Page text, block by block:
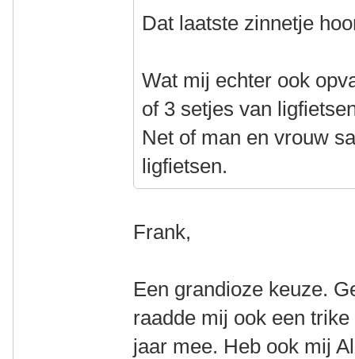
Dat laatste zinnetje
Wat mij echter ook
of 3 setjes van
Net of man en vrouw
ligfietsen.
Frank,
Een grandioze keuze.
raadde mij ook een
jaar mee. Heb ook mij